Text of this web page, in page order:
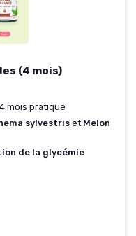
(4 mois)
mois pratique
sylvestris et Melon
de la glycémie